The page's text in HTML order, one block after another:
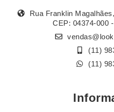
Rua Franklin
CEP: 04374-000
(11)
(11)